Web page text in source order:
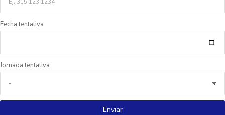
Fecha tentativa
Jornada tentativa
Enviar